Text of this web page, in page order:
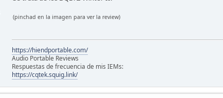
(pinchad en la imagen para ver la review)
https://hiendportable.com/
Audio Portable Reviews
Respuestas de frecuencia de mis IEMs:
https://cqtek.squig.link/